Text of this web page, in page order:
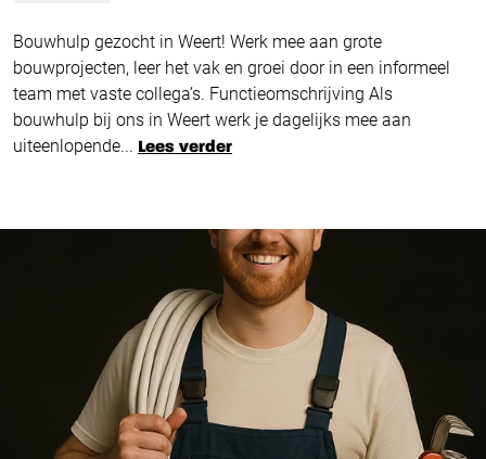
Bouwhulp gezocht in Weert! Werk mee aan grote
bouwprojecten, leer het vak en groei door in een informeel
team met vaste collega’s. Functieomschrijving Als
bouwhulp bij ons in Weert werk je dagelijks mee aan
uiteenlopende... Lees verder